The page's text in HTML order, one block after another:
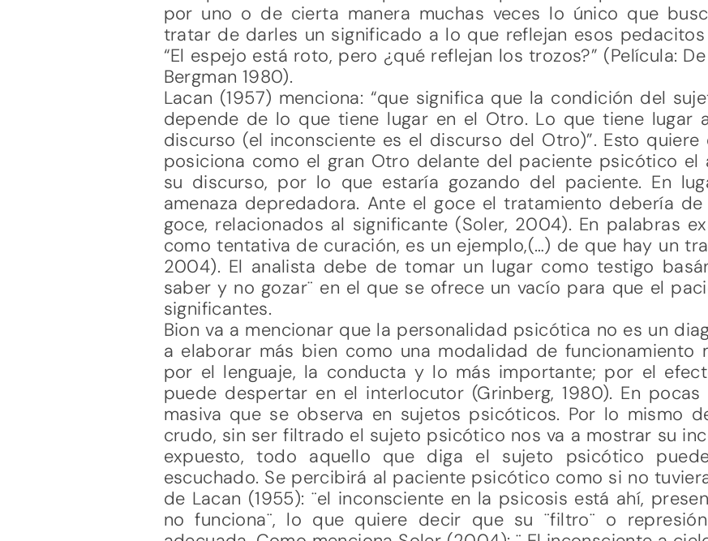
por uno o de cierta manera muchas veces lo único que
tratar de darles un significado a lo que reflejan esos
“El espejo está roto, pero ¿qué reflejan los trozos?” (Película:
Bergman 1980).
Lacan (1957) menciona: “que significa que la condición del
depende de lo que tiene lugar en el Otro. Lo que tiene lugar
discurso (el inconsciente es el discurso del Otro)”. Esto
posiciona como el gran Otro delante del paciente psicótico el
su discurso, por lo que estaría gozando del paciente. En
amenaza depredadora. Ante el goce el tratamiento debería
goce, relacionados al significante (Soler, 2004). En palabras
como tentativa de curación, es un ejemplo,(…) de que hay un
2004). El analista debe de tomar un lugar como testigo
saber y no gozar¨ en el que se ofrece un vacío para que el
significantes.
Bion va a mencionar que la personalidad psicótica no es un
a elaborar más bien como una modalidad de funcionamiento
por el lenguaje, la conducta y lo más importante; por el
puede despertar en el interlocutor (Grinberg, 1980). En
masiva que se observa en sujetos psicóticos. Por lo mismo
crudo, sin ser filtrado el sujeto psicótico nos va a mostrar su
expuesto, todo aquello que diga el sujeto psicótico
escuchado. Se percibirá al paciente psicótico como si no
de Lacan (1955): ¨el inconsciente en la psicosis está ahí,
no funciona¨, lo que quiere decir que su ¨filtro¨ o